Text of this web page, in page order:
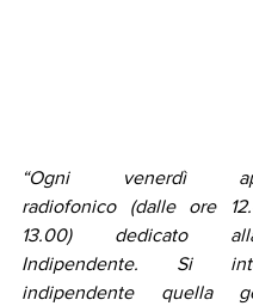
“Ogni venerdì
radiofonico (dalle ore
13.00) dedicato
Indipendente. Si
indipendente quella